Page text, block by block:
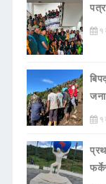
१
१